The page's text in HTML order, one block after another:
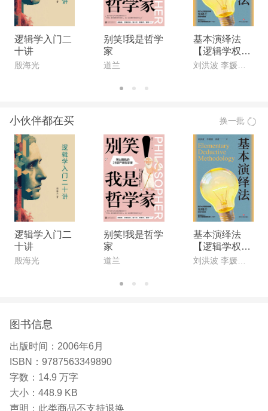
逻辑学入门二
十讲
殷海光
别笑!我是哲学
家
道兰
基本演绎法
【逻辑学权威
专家联合创作,
普书!】
刘洪波 李媛媛 刘潋
小伙伴都在买 换一批
逻辑学入门二
十讲
殷海光
别笑!我是哲学
家
道兰
基本演绎法
【逻辑学权威
专家联合创作,
刘洪波 李媛媛 刘潋
图书信息
出版时间： 2006年6月
ISBN： 9787563349890
字数： 14.9 万字
大小： 448.9 KB
声明： 此类商品不支持退换